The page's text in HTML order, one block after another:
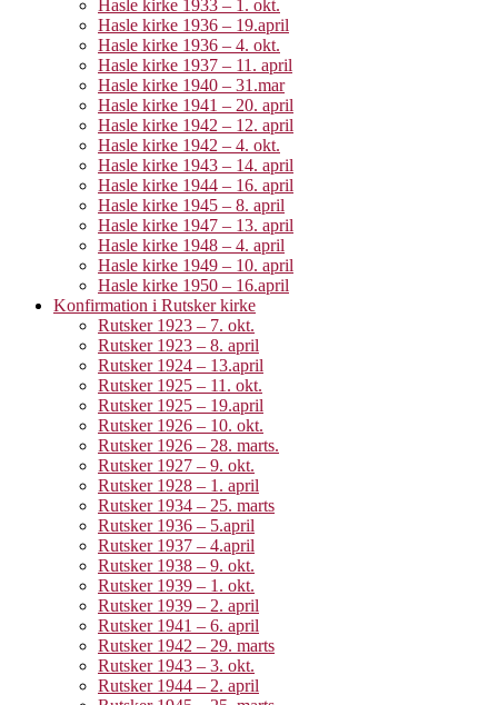
Hasle kirke 1933 – 1. okt.
Hasle kirke 1936 – 19.april
Hasle kirke 1936 – 4. okt.
Hasle kirke 1937 – 11. april
Hasle kirke 1940 – 31.mar
Hasle kirke 1941 – 20. april
Hasle kirke 1942 – 12. april
Hasle kirke 1942 – 4. okt.
Hasle kirke 1943 – 14. april
Hasle kirke 1944 – 16. april
Hasle kirke 1945 – 8. april
Hasle kirke 1947 – 13. april
Hasle kirke 1948 – 4. april
Hasle kirke 1949 – 10. april
Hasle kirke 1950 – 16.april
Konfirmation i Rutsker kirke
Rutsker 1923 – 7. okt.
Rutsker 1923 – 8. april
Rutsker 1924 – 13.april
Rutsker 1925 – 11. okt.
Rutsker 1925 – 19.april
Rutsker 1926 – 10. okt.
Rutsker 1926 – 28. marts.
Rutsker 1927 – 9. okt.
Rutsker 1928 – 1. april
Rutsker 1934 – 25. marts
Rutsker 1936 – 5.april
Rutsker 1937 – 4.april
Rutsker 1938 – 9. okt.
Rutsker 1939 – 1. okt.
Rutsker 1939 – 2. april
Rutsker 1941 – 6. april
Rutsker 1942 – 29. marts
Rutsker 1943 – 3. okt.
Rutsker 1944 – 2. april